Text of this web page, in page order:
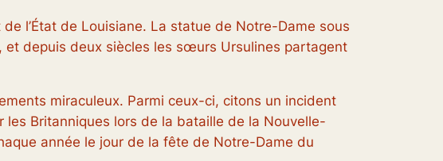
l’État de Louisiane. La statue de Notre-Dame sous
et depuis deux siècles les sœurs Ursulines partagent
miraculeux. Parmi ceux-ci, citons un incident
les Britanniques lors de la bataille de la Nouvelle-
année le jour de la fête de Notre-Dame du